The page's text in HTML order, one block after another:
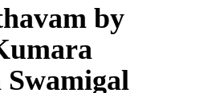
by
Swamigal